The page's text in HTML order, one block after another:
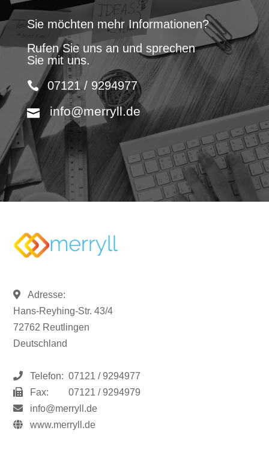
Sie möchten mehr Informationen?
Rufen Sie uns an und sprechen
Sie mit uns.
07121 / 9294977
info@merryll.de
Adresse:
Hans-Reyhing-Str. 43/4
72762 Reutlingen
Deutschland
Telefon: 07121 / 9294977
Fax:
07121 / 9294979
info@merryll.de
www.merryll.de